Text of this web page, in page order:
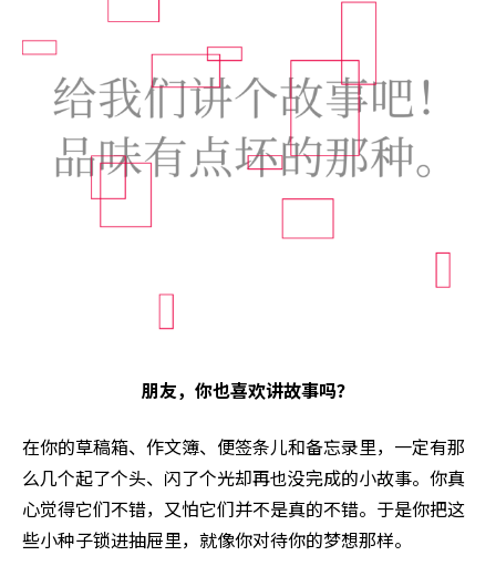
朋友，你也喜欢讲故事吗？
在你的草稿箱、作文簿、便签条儿和备忘录里，一定有那
么几个起了个头、闪了个光却再也没完成的小故事。你真
心觉得它们不错，又怕它们并不是真的不错。于是你把这
些小种子锁进抽屉里，就像你对待你的梦想那样。